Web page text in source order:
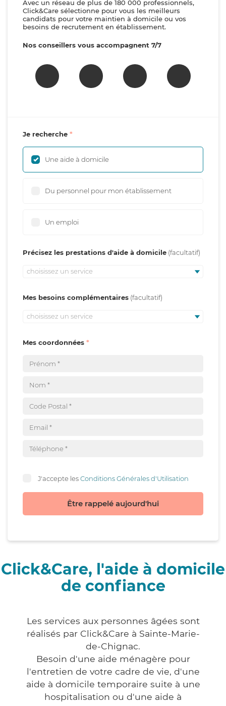
Avec un réseau de plus de 180 000 professionnels,
Click&Care sélectionne pour vous les meilleurs
candidats pour votre maintien à domicile ou vos
besoins de recrutement en établissement.
Nos conseillers vous accompagnent 7/7
Je recherche
Une aide à domicile
Du personnel pour mon établissement
Un emploi
Précisez les prestations d'aide à domicile
choisissez un service
Mes besoins complémentaires
choisissez un service
Mes coordonnées
J'accepte lesConditions Générales d'Utilisation
Être rappelé aujourd'hui
Click&Care, l'aide à domicile
de confiance
Les services aux personnes âgées sont
réalisés par Click&Care à Sainte-Marie-
de-Chignac.
Besoin d'une aide ménagère pour
l'entretien de votre cadre de vie, d'une
aide à domicile temporaire suite à une
hospitalisation ou d'une aide à